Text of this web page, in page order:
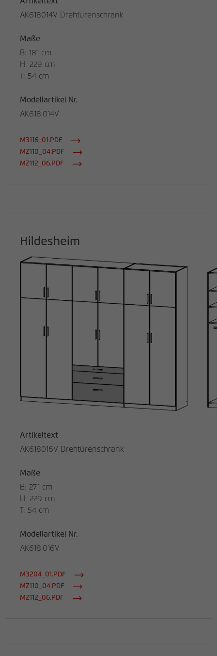
AK618014V Drehtürenschrank
Maße
B: 181 cm
H: 229 cm
T: 54 cm
Modellartikel Nr.
AK618.014V
M3116_01.PDF
MZ110_04.PDF
MZ112_06.PDF
Hildesheim
Artikeltext
AK618016V Drehtürenschrank
Maße
B: 271 cm
H: 229 cm
T: 54 cm
Modellartikel Nr.
AK618.016V
M3204_01.PDF
MZ110_04.PDF
MZ112_06.PDF